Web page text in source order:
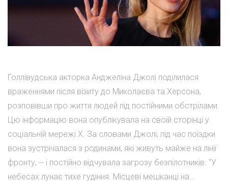
Голлівудська акторка Анджеліна Джолі поділилася
враженнями після візиту до Миколаєва та Херсона,
розповівши про життя людей під постійними обстрілами
Цю інформацію вона опублікувала на своїй сторінці у
соціальній мережі Х. За словами Джолі, під час поїздки
вона зустрічалася з родинами, які живуть майже на лінії
фронту, -- і постійно відчувала загрозу безпілотників. "У
небесах лунає тихе гудіння. Місцеві мешканці на...